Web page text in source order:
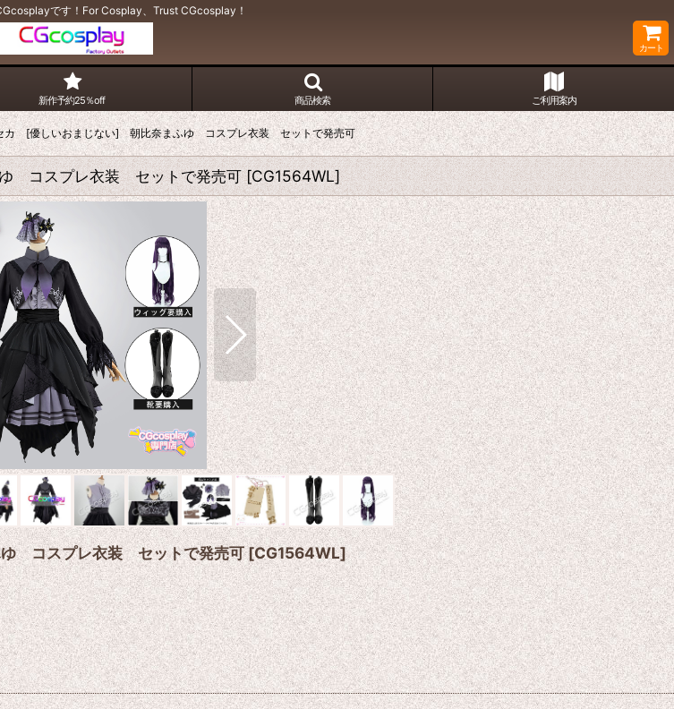
です！For Cosplay、Trust CGcosplay！
カート
新作予約25％off 商品検索 ご利用案内
[優しいおまじない] 朝比奈まふゆ コスプレ衣装 セットで発売可
コスプレ衣装 セットで発売可 [CG1564WL]
コスプレ衣装 セットで発売可 [CG1564WL]